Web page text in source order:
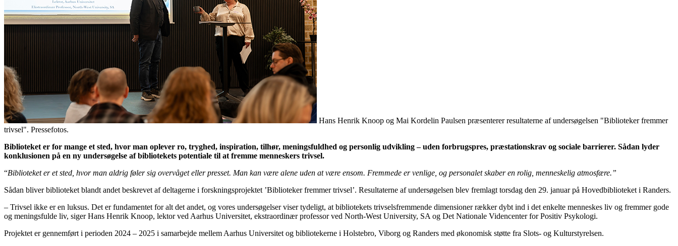
Hans Henrik Knoop og Mai Kordelin Paulsen præsenterer resultaterne af undersøgelsen "Biblioteker fremmer
trivsel". Pressefotos.
Biblioteket er for mange et sted, hvor man oplever ro, tryghed, inspiration, tilhør, meningsfuldhed og personlig udvikling – uden forbrugspres, præstationskrav og sociale barrierer. Sådan lyder
konklusionen på en ny undersøgelse af bibliotekets potentiale til at fremme menneskers trivsel.
“Biblioteket er et sted, hvor man aldrig føler sig overvåget eller presset. Man kan være alene uden at være ensom. Fremmede er venlige, og personalet skaber en rolig, menneskelig atmosfære.”
Sådan bliver biblioteket blandt andet beskrevet af deltagerne i forskningsprojektet ’Biblioteker fremmer trivsel’. Resultaterne af undersøgelsen blev fremlagt torsdag den 29. januar på Hovedbiblioteket i Randers.
– Trivsel ikke er en luksus. Det er fundamentet for alt det andet, og vores undersøgelser viser tydeligt, at bibliotekets trivselsfremmende dimensioner rækker dybt ind i det enkelte menneskes liv og fremmer gode
og meningsfulde liv, siger Hans Henrik Knoop, lektor ved Aarhus Universitet, ekstraordinær professor ved North-West University, SA og Det Nationale Videncenter for Positiv Psykologi.
Projektet er gennemført i perioden 2024 – 2025 i samarbejde mellem Aarhus Universitet og bibliotekerne i Holstebro, Viborg og Randers med økonomisk støtte fra Slots- og Kulturstyrelsen.